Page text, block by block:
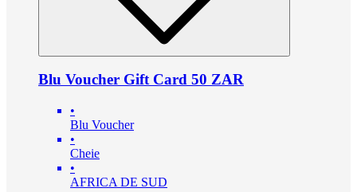
Blu Voucher Gift Card 50 ZAR
•
Blu Voucher
•
Cheie
•
AFRICA DE SUD